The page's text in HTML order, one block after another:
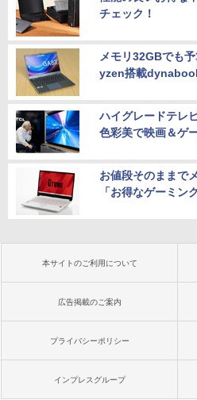
チェック！
メモリ32GBでも
yzen搭載
ハイグレードテレ
色彩美で映画＆ゲ
お値段そのままで
「お得なゲーミン
本サイトのご利用について
広告掲載のご案内
プライバシーポリシー
インプレスグループ